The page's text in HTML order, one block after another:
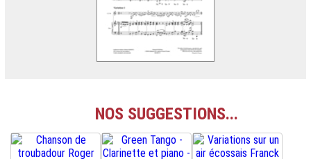
NOS SUGGESTIONS...